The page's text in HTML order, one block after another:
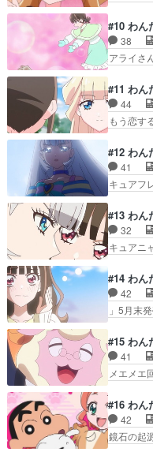
組で笑っ
屋敷さん
同。ウミ
ぎ学校へ
たアニメ
ろがる
ぎが突
天職すぎ
って給食
ン!(制作:
#10 わん
38
アライ
すみれか
優しさが
動物ア
物の生
どう見て
キの色。
さん、お
#11 わん
44
もう恋
3.5%を
に出る大
りで熊
山に謎
ーは1ク
物！？こ
れた超絶
#12 わん
41
キュア
恋する悟
ニャミー
ャミー
が来る
いのは「
中何処か
お名乗り
#13 わん
32
キュア
アニャミ
話まで見
だけど
ミーち
ルってソ
の肉弾戦
ニャミー
#14 わん
42
」5月末
だったの
疲れてい
がいろ
いろは
で笑った
き込んで
いいい反
#15 わん
41
メエメ
メエの仕
なくて執
デンで
ん登場
#16 わん
42
鏡石の